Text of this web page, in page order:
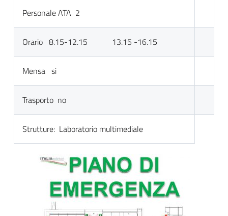
Personale ATA 2
Orario 8.15-12.15 13.15 -16.15
Mensa si
Trasporto no
Strutture: Laboratorio multimediale